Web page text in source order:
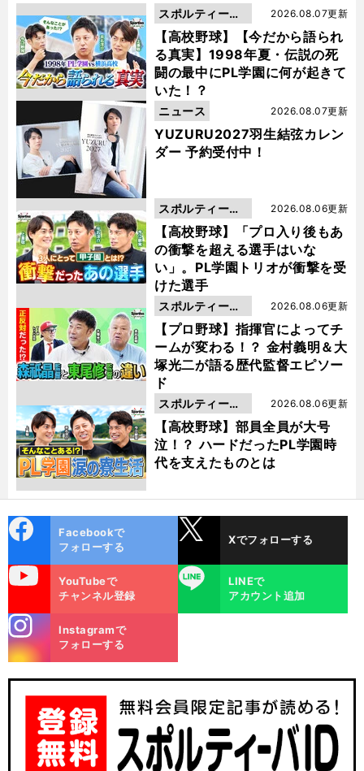
【高校野球】【今だから語られ
る真実】1998年夏・伝説の死
闘の最中にPL学園に何が起きて
いた！？
2026.08.07更新
スポルティーバ
動画
YUZURU2027羽生結弦カレン
ダー 予約受付中！
2026.08.07更新
ニュース
【高校野球】「プロ入り後もあ
の衝撃を超える選手はいな
い」。PL学園トリオが衝撃を受
けた選手
2026.08.06更新
スポルティーバ
動画
【プロ野球】指揮官によってチ
ームが変わる！？ 金村義明＆大
塚光二が語る歴代監督エピソー
ド
2026.08.06更新
スポルティーバ
動画
【高校野球】部員全員が大号
泣！？ ハードだったPL学園時
代を支えたものとは
2026.08.06更新
スポルティーバ
動画
ok
Facebookで
フォローする
Xでフォローする
YouTubeで
チャンネル登録
LINE
LINEで
アカウント追加
m
Instagramで
フォローする